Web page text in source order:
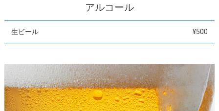
アルコール
生ビール ¥500